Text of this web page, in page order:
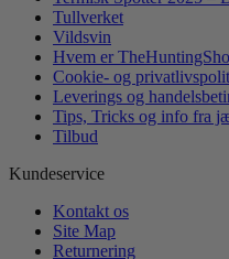
Tullverket
Vildsvin
Hvem er
Cookie- og
Leverings og
Tips, Tricks og info fra
Tilbud
Kundeservice
Kontakt os
Site Map
Returnering